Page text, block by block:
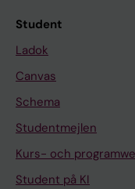
Student
Ladok
Canvas
Schema
Studentmejlen
Kurs- och
Student på KI